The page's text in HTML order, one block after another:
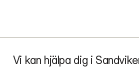
Vi kan hjälpa dig i